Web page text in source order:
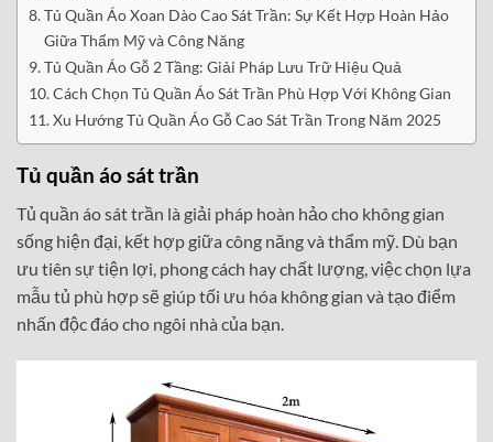
Tủ Quần Áo Xoan Dào Cao Sát Trần: Sự Kết Hợp Hoàn Hảo
Giữa Thẩm Mỹ và Công Năng
Tủ Quần Áo Gỗ 2 Tầng: Giải Pháp Lưu Trữ Hiệu Quả
Cách Chọn Tủ Quần Áo Sát Trần Phù Hợp Với Không Gian
Xu Hướng Tủ Quần Áo Gỗ Cao Sát Trần Trong Năm 2025
Tủ quần áo sát trần
Tủ quần áo sát trần là giải pháp hoàn hảo cho không gian
sống hiện đại, kết hợp giữa công năng và thẩm mỹ. Dù bạn
ưu tiên sự tiện lợi, phong cách hay chất lượng, việc chọn lựa
mẫu tủ phù hợp sẽ giúp tối ưu hóa không gian và tạo điểm
nhấn độc đáo cho ngôi nhà của bạn.